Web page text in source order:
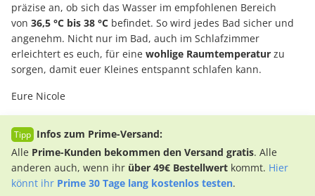
präzise an, ob sich das Wasser im empfohlenen Bereich
von 36,5 °C bis 38 °C befindet. So wird jedes Bad sicher und
angenehm. Nicht nur im Bad, auch im Schlafzimmer
erleichtert es euch, für eine wohlige Raumtemperatur zu
sorgen, damit euer Kleines entspannt schlafen kann.
Eure Nicole
Infos zum Prime-Versand:
Alle Prime-Kunden bekommen den Versand gratis. Alle
anderen auch, wenn ihr über 49€ Bestellwert kommt. Hier
könnt ihr Prime 30 Tage lang kostenlos testen.